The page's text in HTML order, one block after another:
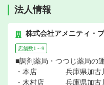
法人情報
株式会社アメニティ・
店舗数1～9
■調剤薬局・つつじ薬局の
・本店 兵庫県加古川
・木村店 兵庫県加古